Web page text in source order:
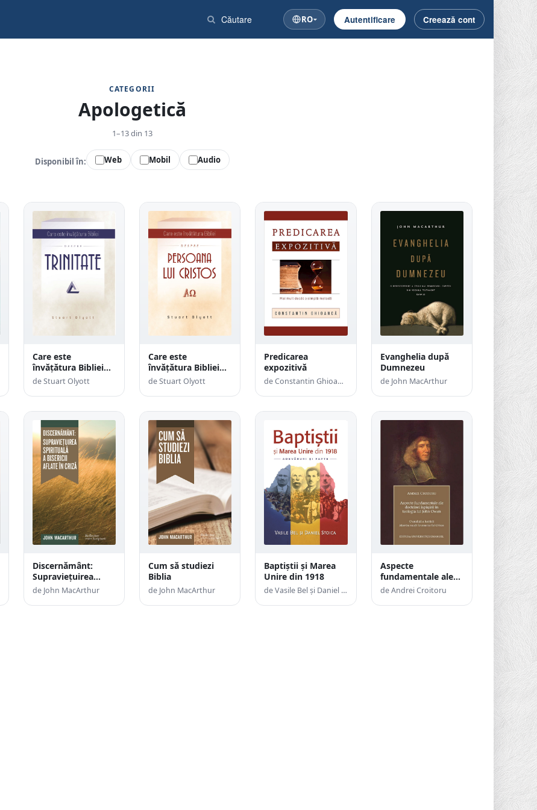
RO Autentificare Creează cont
CATEGORII
Apologetică
1–13 din 13
Disponibil în: Web Mobil Audio
Care este
învățătura Bibliei
despre Trinitate
de Stuart Olyott
Care este
învățătura Bibliei
despre Persoana lui
de Stuart Olyott
Predicarea
expozitivă
de Constantin Ghioancă
Evanghelia după
Dumnezeu
de John MacArthur
Discernământ:
Supraviețuirea
spirituală a Bisericii
aflate în criză
de John MacArthur
Cum să studiezi
Biblia
de John MacArthur
Baptiștii și Marea
Unire din 1918
de Vasile Bel și Daniel Stoica
Aspecte
fundamentale ale
doctrinei ispăşirii în
Owen
de Andrei Croitoru